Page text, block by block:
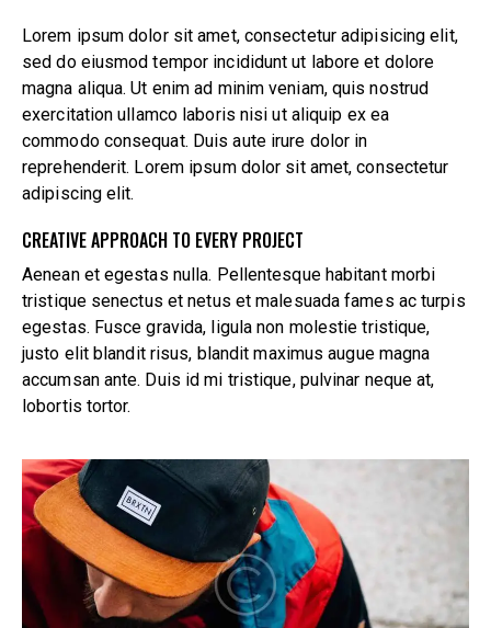
Lorem ipsum dolor sit amet, consectetur adipisicing elit,
sed do eiusmod tempor incididunt ut labore et dolore
magna aliqua. Ut enim ad minim veniam, quis nostrud
exercitation ullamco laboris nisi ut aliquip ex ea
commodo consequat. Duis aute irure dolor in
reprehenderit. Lorem ipsum dolor sit amet, consectetur
adipiscing elit.
CREATIVE APPROACH TO EVERY PROJECT
Aenean et egestas nulla. Pellentesque habitant morbi
tristique senectus et netus et malesuada fames ac turpis
egestas. Fusce gravida, ligula non molestie tristique,
justo elit blandit risus, blandit maximus augue magna
accumsan ante. Duis id mi tristique, pulvinar neque at,
lobortis tortor.